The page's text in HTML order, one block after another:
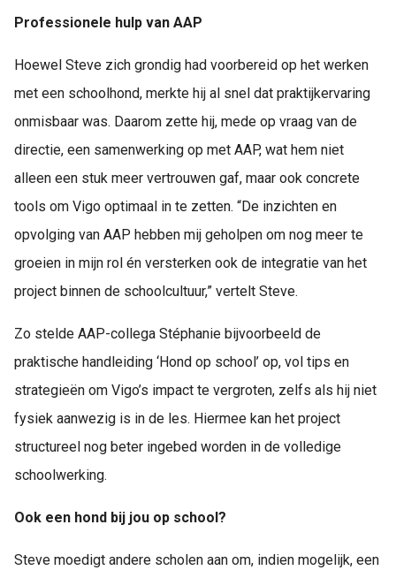
Professionele hulp van AAP
Hoewel Steve zich grondig had voorbereid op het werken
met een schoolhond, merkte hij al snel dat praktijkervaring
onmisbaar was. Daarom zette hij, mede op vraag van de
directie, een samenwerking op met AAP, wat hem niet
alleen een stuk meer vertrouwen gaf, maar ook concrete
tools om Vigo optimaal in te zetten. “De inzichten en
opvolging van AAP hebben mij geholpen om nog meer te
groeien in mijn rol én versterken ook de integratie van het
project binnen de schoolcultuur,” vertelt Steve.
Zo stelde AAP-collega Stéphanie bijvoorbeeld de
praktische handleiding ‘Hond op school’ op, vol tips en
strategieën om Vigo’s impact te vergroten, zelfs als hij niet
fysiek aanwezig is in de les. Hiermee kan het project
structureel nog beter ingebed worden in de volledige
schoolwerking.
Ook een hond bij jou op school?
Steve moedigt andere scholen aan om, indien mogelijk, een